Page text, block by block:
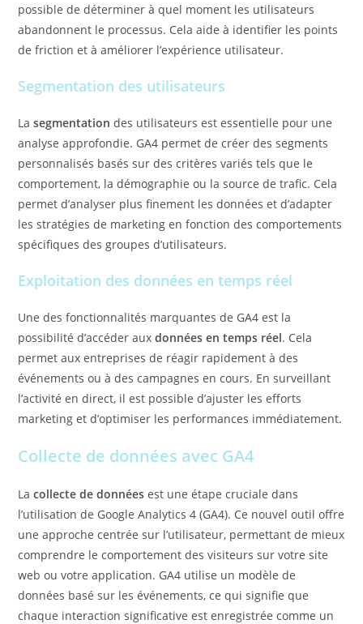
possible de déterminer à quel moment les utilisateurs
abandonnent le processus. Cela aide à identifier les points
de friction et à améliorer l’expérience utilisateur.
Segmentation des utilisateurs
Lasegmentation des utilisateurs est essentielle pour une
analyse approfondie. GA4 permet de créer des segments
personnalisés basés sur des critères variés tels que le
comportement, la démographie ou la source de trafic. Cela
permet d’analyser plus finement les données et d’adapter
les stratégies de marketing en fonction des comportements
spécifiques des groupes d’utilisateurs.
Exploitation des données en temps réel
Une des fonctionnalités marquantes de GA4 est la
possibilité d’accéder auxdonnées en temps réel. Cela
permet aux entreprises de réagir rapidement à des
événements ou à des campagnes en cours. En surveillant
l’activité en direct, il est possible d’ajuster les efforts
marketing et d’optimiser les performances immédiatement.
Collecte de données avec GA4
Lacollecte de données est une étape cruciale dans
l’utilisation de Google Analytics 4 (GA4). Ce nouvel outil offre
une approche centrée sur l’utilisateur, permettant de mieux
comprendre le comportement des visiteurs sur votre site
web ou votre application. GA4 utilise un modèle de
données basé sur les événements, ce qui signifie que
chaque interaction significative est enregistrée comme un